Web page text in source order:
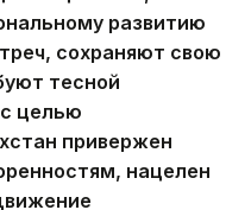
развитию
сохраняют свою
тесной
целью
привержен
нацелен